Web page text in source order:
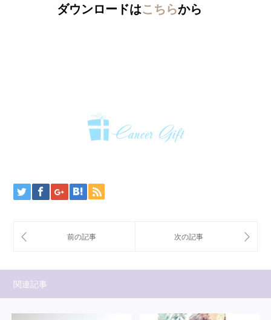
ダウンロードはこちらから
関連記事